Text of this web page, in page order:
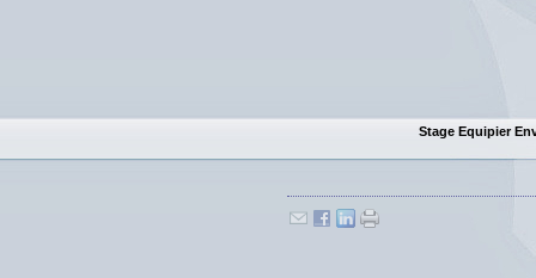
Stage Equipier